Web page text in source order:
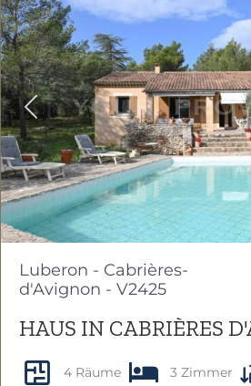
Previous
Luberon - Cabrières-
d'Avignon - V2425
HAUS IN CABRIÈRES
4 Räume 3 Zimmer